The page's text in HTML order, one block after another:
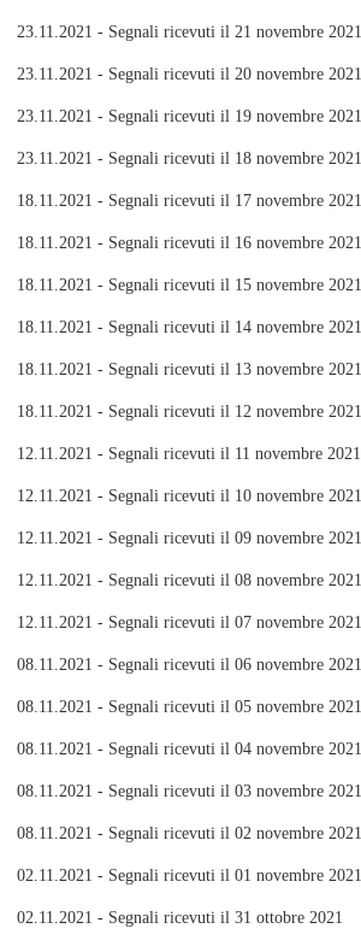
23.11.2021 - Segnali ricevuti il 21 novembre 2021
23.11.2021 - Segnali ricevuti il 20 novembre 2021
23.11.2021 - Segnali ricevuti il 19 novembre 2021
23.11.2021 - Segnali ricevuti il 18 novembre 2021
18.11.2021 - Segnali ricevuti il 17 novembre 2021
18.11.2021 - Segnali ricevuti il 16 novembre 2021
18.11.2021 - Segnali ricevuti il 15 novembre 2021
18.11.2021 - Segnali ricevuti il 14 novembre 2021
18.11.2021 - Segnali ricevuti il 13 novembre 2021
18.11.2021 - Segnali ricevuti il 12 novembre 2021
12.11.2021 - Segnali ricevuti il 11 novembre 2021
12.11.2021 - Segnali ricevuti il 10 novembre 2021
12.11.2021 - Segnali ricevuti il 09 novembre 2021
12.11.2021 - Segnali ricevuti il 08 novembre 2021
12.11.2021 - Segnali ricevuti il 07 novembre 2021
08.11.2021 - Segnali ricevuti il 06 novembre 2021
08.11.2021 - Segnali ricevuti il 05 novembre 2021
08.11.2021 - Segnali ricevuti il 04 novembre 2021
08.11.2021 - Segnali ricevuti il 03 novembre 2021
08.11.2021 - Segnali ricevuti il 02 novembre 2021
02.11.2021 - Segnali ricevuti il 01 novembre 2021
02.11.2021 - Segnali ricevuti il 31 ottobre 2021